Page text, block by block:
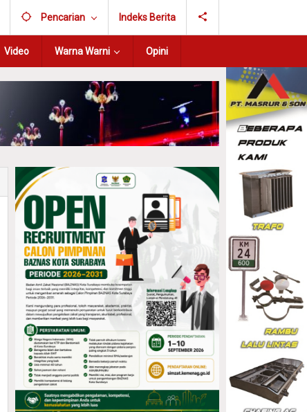
Pencarian Indeks Berita
Video Warna Warni Opini